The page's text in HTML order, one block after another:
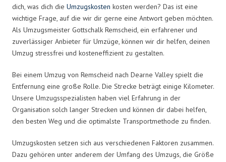
dich, was dich die Umzugskosten kosten werden? Das ist eine
wichtige Frage, auf die wir dir gerne eine Antwort geben möchten.
Als Umzugsmeister Gottschalk Remscheid, ein erfahrener und
zuverlässiger Anbieter für Umzüge, können wir dir helfen, deinen
Umzug stressfrei und kosteneffizient zu gestalten.
Bei einem Umzug von Remscheid nach Dearne Valley spielt die
Entfernung eine große Rolle. Die Strecke beträgt einige Kilometer.
Unsere Umzugsspezialisten haben viel Erfahrung in der
Organisation solch langer Strecken und können dir dabei helfen,
den besten Weg und die optimalste Transportmethode zu finden.
Umzugskosten setzen sich aus verschiedenen Faktoren zusammen.
Dazu gehören unter anderem der Umfang des Umzugs, die Größe